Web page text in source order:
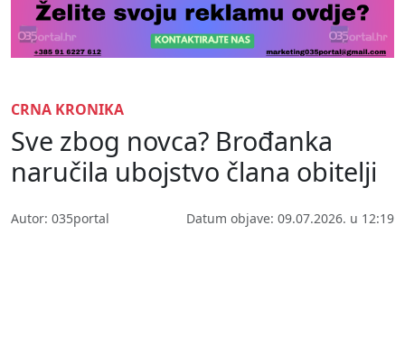
CRNA KRONIKA
Sve zbog novca? Brođanka
naručila ubojstvo člana obitelji
Autor: 035portal Datum objave: 09.07.2026. u 12:19